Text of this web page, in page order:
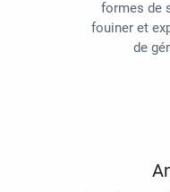
formes de
fouiner et
de